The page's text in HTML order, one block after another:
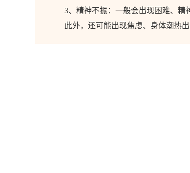
3、精神不振：一般会出现困难、精
此外，还可能出现焦虑、身体潮热